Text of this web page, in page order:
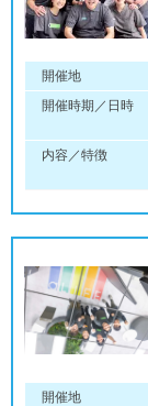
開催地
開催時期／日時
内容／特徴
開催地